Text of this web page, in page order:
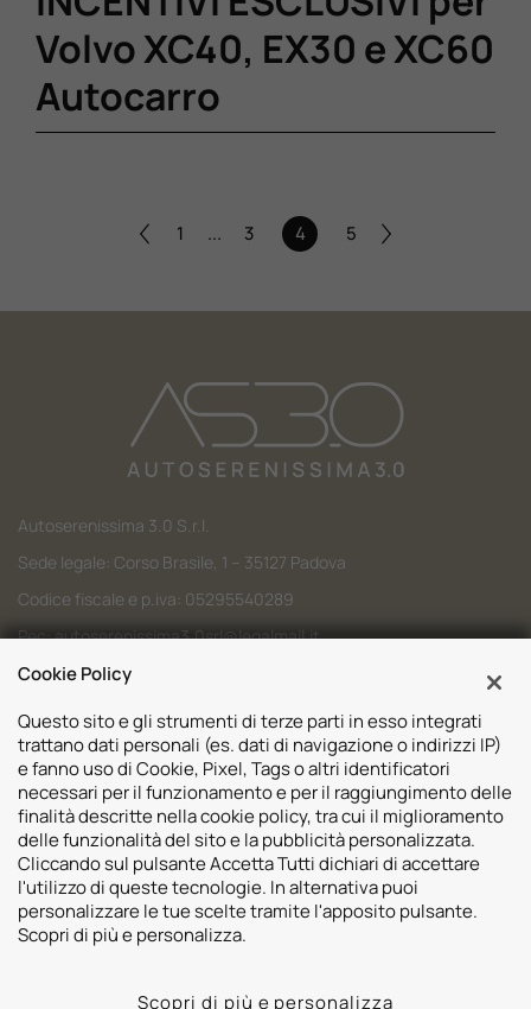
Volvo XC40, EX30 e XC60
Autocarro
1 ... 3 4 5
Autoserenissima 3.0 S.r.l.
Sede legale: Corso Brasile, 1 – 35127 Padova
Codice fiscale e p.iva: 05295540289
Pec:autoserenissima3.0srl@legalmail.it
Codice SDI: M5UXCR1
Sedi
Volvo Padova
Volvo Venezia
Usato Padova
Mazda Padova
Risorse
Valuta il tuo Usato
Contatti
Promozioni
Cookie Policy
Questo sito e gli strumenti di terze parti in esso integrati
trattano dati personali (es. dati di navigazione o indirizzi IP)
e fanno uso di Cookie, Pixel, Tags o altri identificatori
necessari per il funzionamento e per il raggiungimento delle
finalità descritte nella cookie policy, tra cui il miglioramento
delle funzionalità del sito e la pubblicità personalizzata.
Cliccando sul pulsante Accetta Tutti dichiari di accettare
l'utilizzo di queste tecnologie. In alternativa puoi
personalizzare le tue scelte tramite l'apposito pulsante.
Scopri di più e personalizza.
Scopri di più e personalizza